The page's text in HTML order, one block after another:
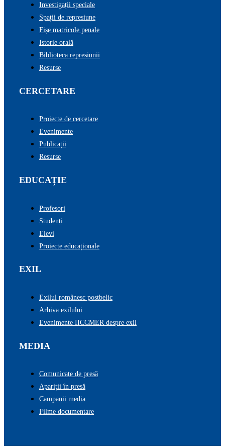
Investigații speciale
Spații de represiune
Fișe matricole penale
Istorie orală
Biblioteca represiunii
Resurse
CERCETARE
Proiecte de cercetare
Evenimente
Publicații
Resurse
EDUCAȚIE
Profesori
Studenți
Elevi
Proiecte educaționale
EXIL
Exilul românesc postbelic
Arhiva exilului
Evenimente IICCMER despre exil
MEDIA
Comunicate de presă
Apariții în presă
Campanii media
Filme documentare